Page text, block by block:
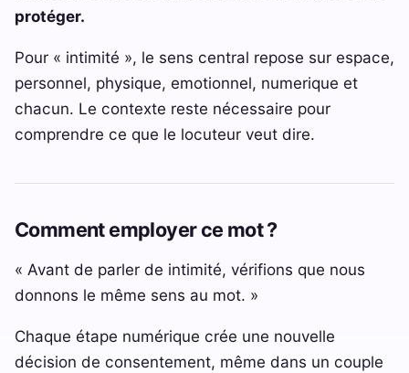
protéger.
Pour « intimité », le sens central repose sur espace,
personnel, physique, emotionnel, numerique et
chacun. Le contexte reste nécessaire pour
comprendre ce que le locuteur veut dire.
Comment employer ce mot ?
« Avant de parler de intimité, vérifions que nous
donnons le même sens au mot. »
Chaque étape numérique crée une nouvelle
décision de consentement, même dans un couple